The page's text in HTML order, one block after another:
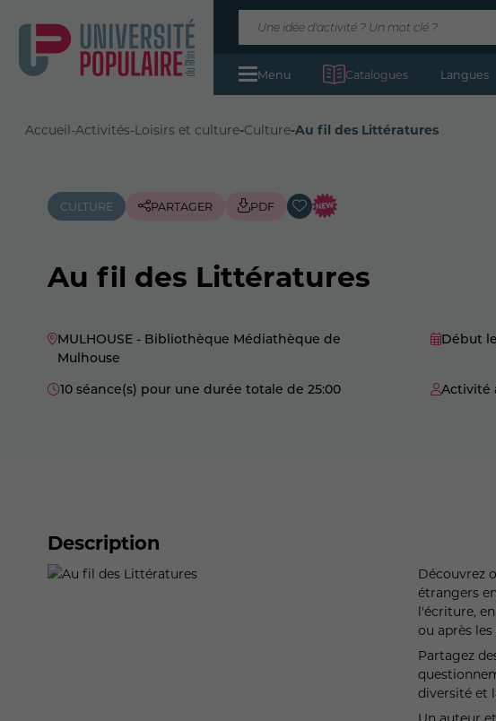
Menu Catalogues Langues
Accueil-Activités-Loisirs et culture-Culture-Au fil des Littératures
CULTURE PARTAGER PDF
Au fil des Littératures
MULHOUSE - Bibliothèque Médiathèque de
Mulhouse
Début
10 séance(s) pour une durée totale de 25:00 Activité
Description
Découvrez
étrangers
l'écriture,
ou après
Partagez
diversité et